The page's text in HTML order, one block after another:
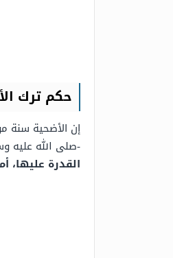
حكم ترك
إن الأضحية سنة
-صلى الله عليه
القدرة عليها،